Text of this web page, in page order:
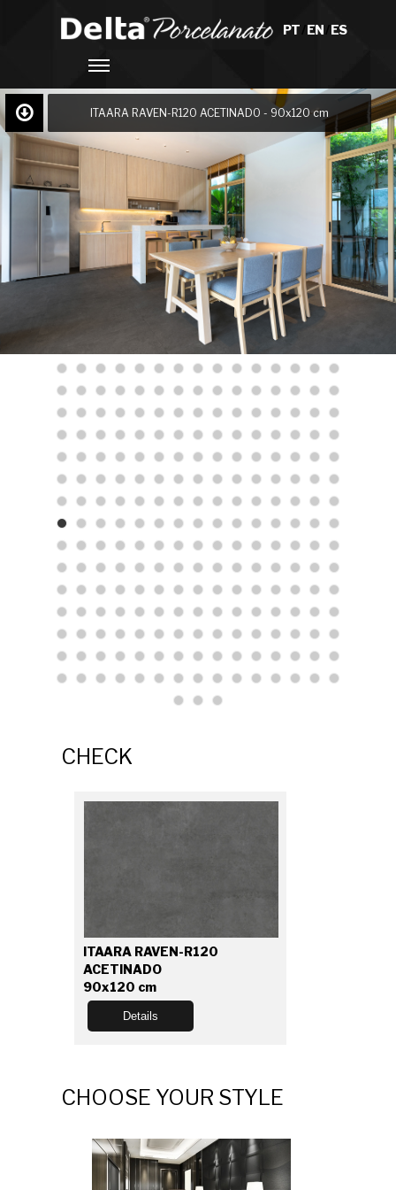
PT EN/ES
ITAARA RAVEN-R120 ACETINADO - 90x120 cm
CHECK
ITAARA RAVEN-R120
ACETINADO
90x120 cm
Details
CHOOSE YOUR STYLE